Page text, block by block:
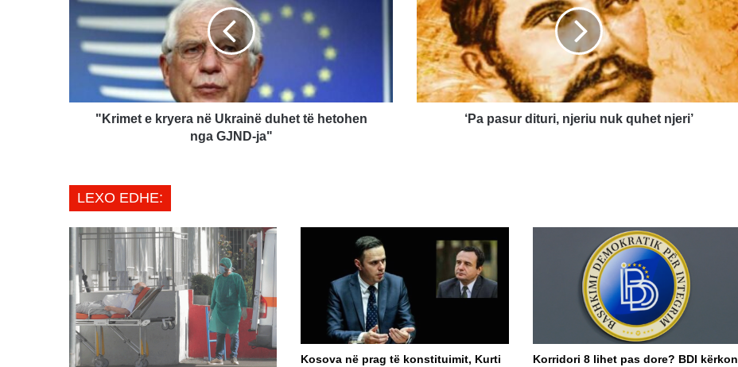
në
Ukrainë
duhet
hetohen
nga
GJND-"Krimet e kryera në Ukrainë duhet të hetohen
nga GJND-ja"
njeriu
nuk
quhet
njeri’
‘Pa pasur dituri, njeriu nuk quhet njeri’
LEXO EDHE:
Kosova në prag të konstituimit, Kurti
Korridori 8 lihet pas dore? BDI kërkon